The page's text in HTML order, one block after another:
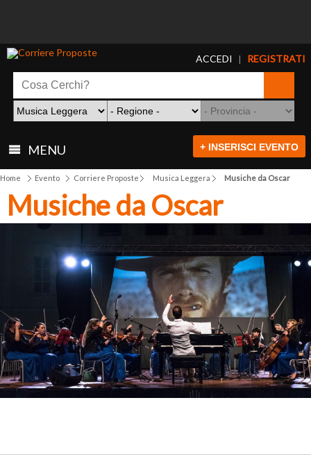
ACCEDI | REGISTRATI
MENU + INSERISCI EVENTO
Home Evento Corriere Proposte Musica Leggera Musiche da Oscar
Musiche da Oscar